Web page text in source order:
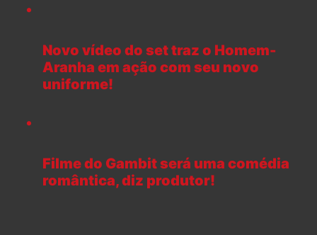
Novo vídeo do set traz o Homem-
Aranha em ação com seu novo
uniforme!
Filme do Gambit será uma comédia
romântica, diz produtor!